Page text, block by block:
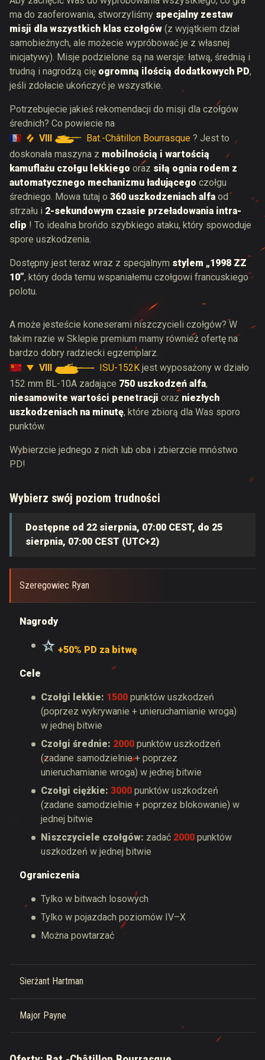
ma do zaoferowania, stworzyliśmy specjalny zestaw
misji dla wszystkich klas czołgów (z wyjątkiem dział
samobieżnych, ale możecie wypróbować je z własnej
inicjatywy). Misje podzielone są na wersje: łatwą, średnią i
trudną i nagrodzą cię ogromną ilością dodatkowych PD,
jeśli zdołacie ukończyć je wszystkie.
Potrzebujecie jakieś rekomendacji do misji dla czołgów
średnich? Co powiecie na
VIII
Bat.-Châtillon Bourrasque ? Jest to
doskonała maszyna z mobilnością i wartością
kamuflażu czołgu lekkiego oraz siłą ognia rodem z
automatycznego mechanizmu ładującego czołgu
średniego. Mowa tutaj o 360 uszkodzeniach alfa od
strzału i 2-sekundowym czasie przeładowania intra-
clip ! To idealna brońdo szybkiego ataku, który spowoduje
spore uszkodzenia.
Dostępny jest teraz wraz z specjalnym stylem „1998 ZZ
10”, który doda temu wspaniałemu czołgowi francuskiego
polotu.
A może jesteście koneserami niszczycieli czołgów? W
takim razie w Sklepie premium mamy również ofertę na
bardzo dobry radziecki egzemplarz.
VIII
ISU-152K jest wyposażony w działo
152 mm BL-10A zadające 750 uszkodzeń alfa,
niesamowite wartości penetracji oraz niezłych
uszkodzeniach na minutę, które zbiorą dla Was sporo
punktów.
Wybierzcie jednego z nich lub oba i zbierzcie mnóstwo
PD!
Wybierz swój poziom trudności
Dostępne od 22 sierpnia, 07:00 CEST, do 25
sierpnia, 07:00 CEST (UTC+2)
Szeregowiec Ryan
Nagrody
+50% PD za bitwę
Cele
Czołgi lekkie: 1500 punktów uszkodzeń
(poprzez wykrywanie + unieruchamianie wroga)
w jednej bitwie
Czołgi średnie: 2000 punktów uszkodzeń
(zadane samodzielnie + poprzez
unieruchamianie wroga) w jednej bitwie
Czołgi ciężkie: 3000 punktów uszkodzeń
(zadane samodzielnie + poprzez blokowanie) w
jednej bitwie
Niszczyciele czołgów: zadać 2000 punktów
uszkodzeń w jednej bitwie
Ograniczenia
Tylko w bitwach losowych
Tylko w pojazdach poziomów IV–X
Można powtarzać
Sierżant Hartman
Major Payne